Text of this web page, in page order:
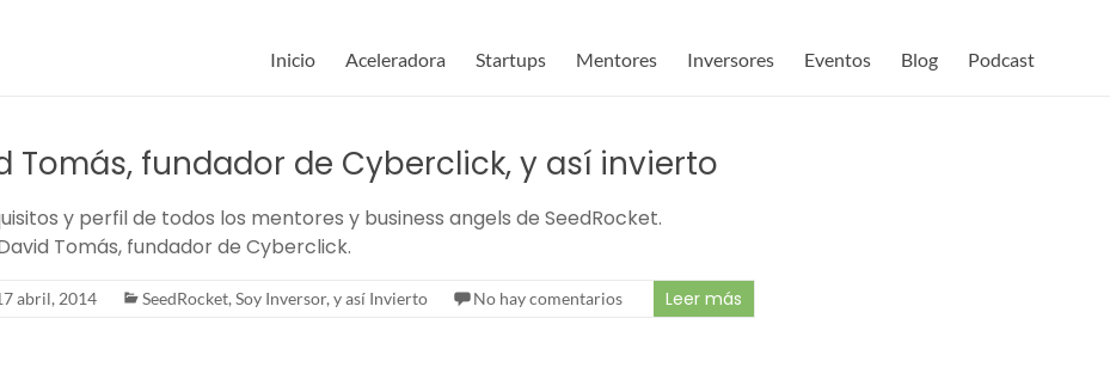
Inicio Aceleradora Startups Mentores Inversores Eventos Blog Podcast
Tomás, fundador de Cyberclick, y así invierto
y perfil de todos los mentores y business angels de SeedRocket.
Tomás, fundador de Cyberclick.
abril, 2014 SeedRocket, Soy Inversor, y así Invierto No hay comentarios Leer más